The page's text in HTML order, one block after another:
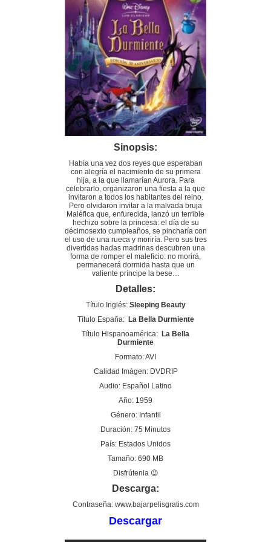
Sinopsis:
Había una vez dos reyes que esperaban
con alegría el nacimiento de su primera
hija, a la que llamarían Aurora. Para
celebrarlo, organizaron una fiesta a la que
invitaron a todos los habitantes del reino.
Pero olvidaron invitar a la malvada bruja
Maléfica que, enfurecida, lanzó un terrible
hechizo sobre la princesa: el día de su
décimosexto cumpleaños, se pincharía con
el uso de una rueca y moriría. Pero sus tres
divertidas hadas madrinas descubren una
forma de romper el maleficio: no morirá,
permanecerá dormida hasta que un
valiente príncipe la bese…
Detalles:
Título Inglés: Sleeping Beauty
Título España: La Bella Durmiente
Título Hispanoamérica: La Bella
Durmiente
Formato: AVI
Calidad Imágen: DVDRIP
Audio: Español Latino
Año: 1959
Género: Infantil
Duración: 75 Minutos
País: Estados Unidos
Tamaño: 690 MB
Disfrútenla 😉
Descarga:
Contraseña: www.bajarpelisgratis.com
Descargar